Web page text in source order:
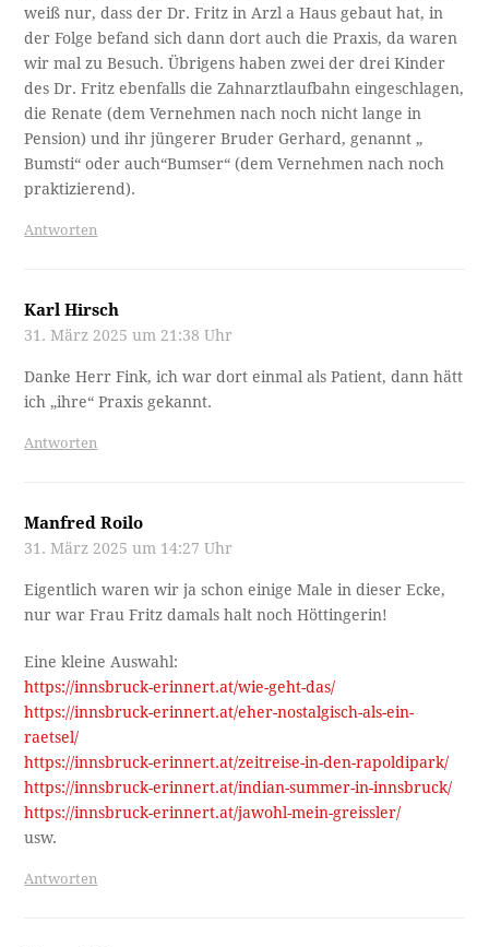
weiß nur, dass der Dr. Fritz in Arzl a Haus gebaut hat, in
der Folge befand sich dann dort auch die Praxis, da waren
wir mal zu Besuch. Übrigens haben zwei der drei Kinder
des Dr. Fritz ebenfalls die Zahnarztlaufbahn eingeschlagen,
die Renate (dem Vernehmen nach noch nicht lange in
Pension) und ihr jüngerer Bruder Gerhard, genannt „
Bumsti“ oder auch“Bumser“ (dem Vernehmen nach noch
praktizierend).
Antworten
Karl Hirsch
31. März 2025 um 21:38 Uhr
Danke Herr Fink, ich war dort einmal als Patient, dann hätt
ich „ihre“ Praxis gekannt.
Antworten
Manfred Roilo
31. März 2025 um 14:27 Uhr
Eigentlich waren wir ja schon einige Male in dieser Ecke,
nur war Frau Fritz damals halt noch Höttingerin!
Eine kleine Auswahl:
https://innsbruck-erinnert.at/wie-geht-das/
https://innsbruck-erinnert.at/eher-nostalgisch-als-ein-
raetsel/
https://innsbruck-erinnert.at/zeitreise-in-den-rapoldipark/
https://innsbruck-erinnert.at/indian-summer-in-innsbruck/
https://innsbruck-erinnert.at/jawohl-mein-greissler/
usw.
Antworten